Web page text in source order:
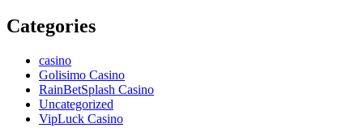
Categories
casino
Golisimo Casino
RainBetSplash Casino
Uncategorized
VipLuck Casino